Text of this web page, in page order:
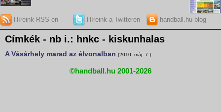
Híreink RSS-en Híreink a Twitteren handball.hu blog
Címkék - nb i.: hnkc - kiskunhalas
A Vásárhely marad az élvonalban (2010. máj. 7.)
©handball.hu 2001-2026